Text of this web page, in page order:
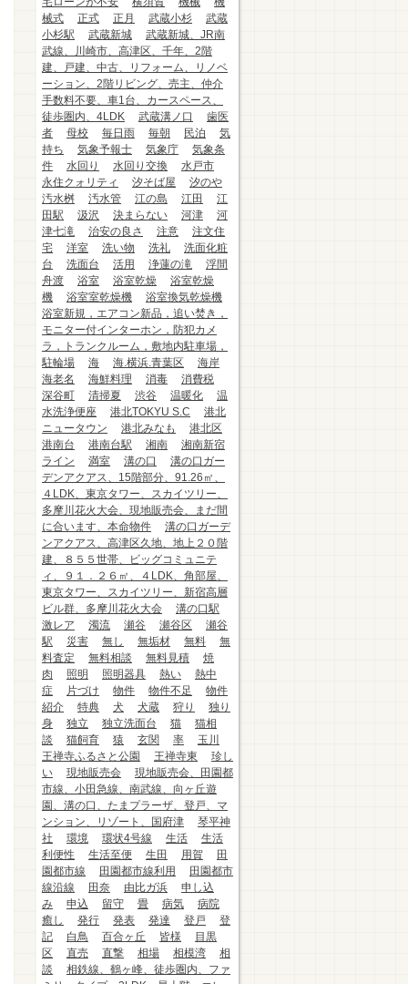
械式
正式 正月 武蔵小杉
武蔵
小杉駅
武蔵新城
武蔵新城、JR南
武線、川崎市、高津区、千年、2階
建、戸建、中古、リフォーム、リノベ
ーション、2階リビング、売主、仲介
手数料不要、車1台、カースペース、
徒歩圏内、4LDK
武蔵溝ノ口
歯医
者
母校 毎日雨 毎朝 民泊
気
持ち
気象予報士 気象庁
気象条
件
水回り 水回り交換
水戸市
永住クォリティ
汐そば屋
汐のや
汚水桝
汚水管 江の島 江田
江
田駅
汲沢 決まらない 河津
河
津七滝
治安の良さ 注意
注文住
宅
洋室 洗い物 洗礼
洗面化粧
台
洗面台 活用 浄蓮の滝
浮間
舟渡
浴室 浴室乾燥
浴室乾燥
機
浴室室乾燥機
浴室換気乾燥機
浴室新規，エアコン新品，追い焚き，
モニター付インターホン，防犯カメ
ラ，トランクルーム，敷地内駐車場，
駐輪場
海 海.横浜.青葉区
海岸
海老名
海鮮料理 消毒
消費税
深谷町
清掃夏 渋谷 温暖化
温
水洗浄便座
港北TOKYU S.C
港北
ニュータウン
港北みなも
港北区
港南台
港南台駅 湘南
湘南新宿
ライン
満室 溝の口
溝の口ガー
デンアクアス、15階部分、91.26㎡、
４LDK、東京タワー、スカイツリー、
多摩川花火大会、現地販売会、まだ間
に合います、本命物件
溝の口ガーデ
ンアクアス、高津区久地、地上２０階
建、８５５世帯、ビッグコミュニテ
ィ、９１．２６㎡、４LDK、角部屋、
東京タワー、スカイツリー、新宿高層
ビル群、多摩川花火大会
溝の口駅
激レア
濁流 瀬谷 瀬谷区
瀬谷
駅
災害 無し 無垢材 無料
無
料査定
無料相談 無料見積
焼
肉
照明 照明器具 熱い
熱中
症
片づけ 物件 物件不足
物件
紹介
特典 犬 犬蔵 狩り
独り
身
独立 独立洗面台 猫
猫相
談
猫飼育 猿 玄関 率
玉川
王禅寺ふるさと公園
王禅寺東
珍し
い
現地販売会
現地販売会、田園都
市線、小田急線、南武線、向ヶ丘遊
園、溝の口、たまプラーザ、登戸、マ
ンション、リゾート、国府津
琴平神
社
環境 環状4号線 生活
生活
利便性
生活至便 生田 用賀
田
園都市線
田園都市線利用
田園都市
線沿線
田奈 由比ガ浜
申し込
み
申込 留守 畳 病気
病院
癒し
発行 発表 発達 登戸
登
記
白鳥 百合ヶ丘 皆様
目黒
区
直売 直撃 相場 相模湾
相
談
相鉄線、鶴ヶ峰、徒歩圏内、ファ